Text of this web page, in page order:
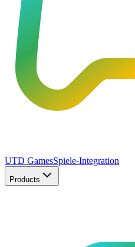
UTD GamesSpiele-Integration
Products